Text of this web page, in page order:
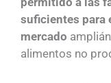
suficientes para
mercado
alimentos no